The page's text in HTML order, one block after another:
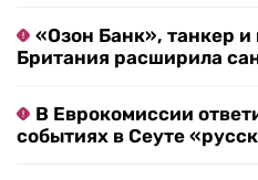
«Озон Банк», танкер и
Британия расширила
В Еврокомиссии
событиях в Сеуте